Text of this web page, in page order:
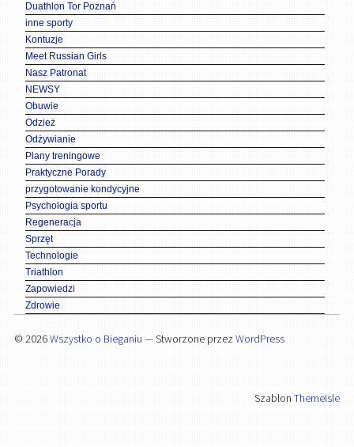
Duathlon Tor Poznań
inne sporty
Kontuzje
Meet Russian Girls
Nasz Patronat
NEWSY
Obuwie
Odzież
Odżywianie
Plany treningowe
Praktyczne Porady
przygotowanie kondycyjne
Psychologia sportu
Regeneracja
Sprzęt
Technologie
Triathlon
Zapowiedzi
Zdrowie
© 2026Wszystko o Bieganiu — Stworzone przez WordPress
SzablonThemeIsle